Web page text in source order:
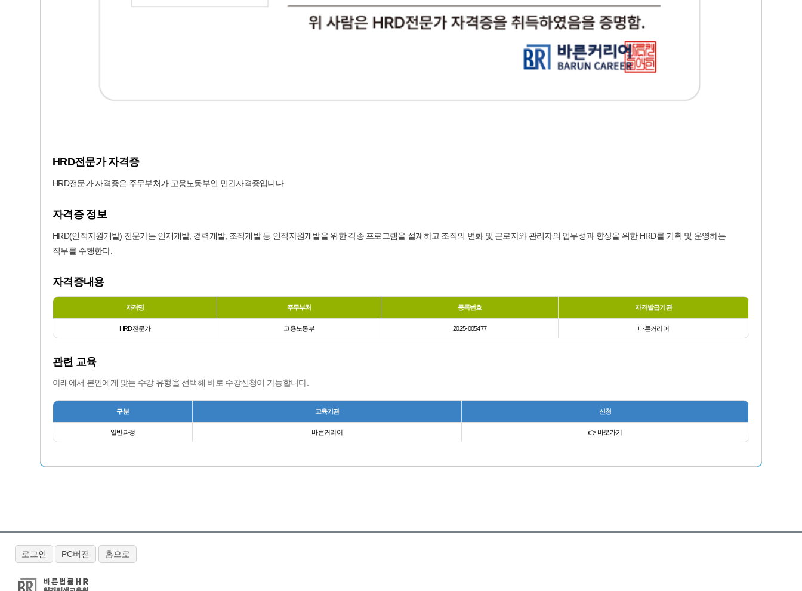
HRD전문가 자격증
HRD전문가 자격증은 주무부처가 고용노동부인 민간자격증입니다.
자격증 정보
HRD(인적자원개발) 전문가는 인재개발, 경력개발, 조직개발 등 인적자원개발을 위한 각종 프로그램을 설계하고 조직의 변화 및 근로자와 관리자의 업무성과 향상을 위한 HRD를 기획 및 운영하는
직무를 수행한다.
자격증내용
자격명 주무부처 등록번호 자격발급기관
HRD전문가 고용노동부 2025-005477 바른커리어
관련 교육
아래에서 본인에게 맞는 수강 유형을 선택해 바로 수강신청이 가능합니다.
구분 교육기관 신청
일반과정 바른커리어 👉 바로가기
로그인 PC버전 홈으로